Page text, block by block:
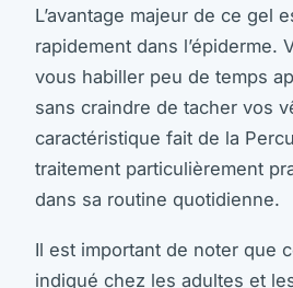
L’avantage majeur de ce gel
rapidement dans l’épiderme.
vous habiller peu de temps
sans craindre de tacher vos
caractéristique fait de la
traitement particulièrement
dans sa routine quotidienne.
Il est important de noter que
indiqué chez les adultes et